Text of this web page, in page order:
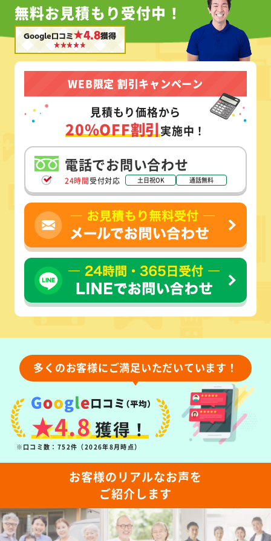
無料お見積もり受付中！
Google口コミ★4.8獲得
WEB限定 割引キャンペーン
見積もり価格から
20%OFF割引実施中！
電話でお問い合わせ
24時間受付対応 土日祝OK 通話無料
多くのお客様にご満足いただいています！
★4.8獲得！
※口コミ数：752件（2026年8月時点）
お客様のリアルなお声を
ご紹介します